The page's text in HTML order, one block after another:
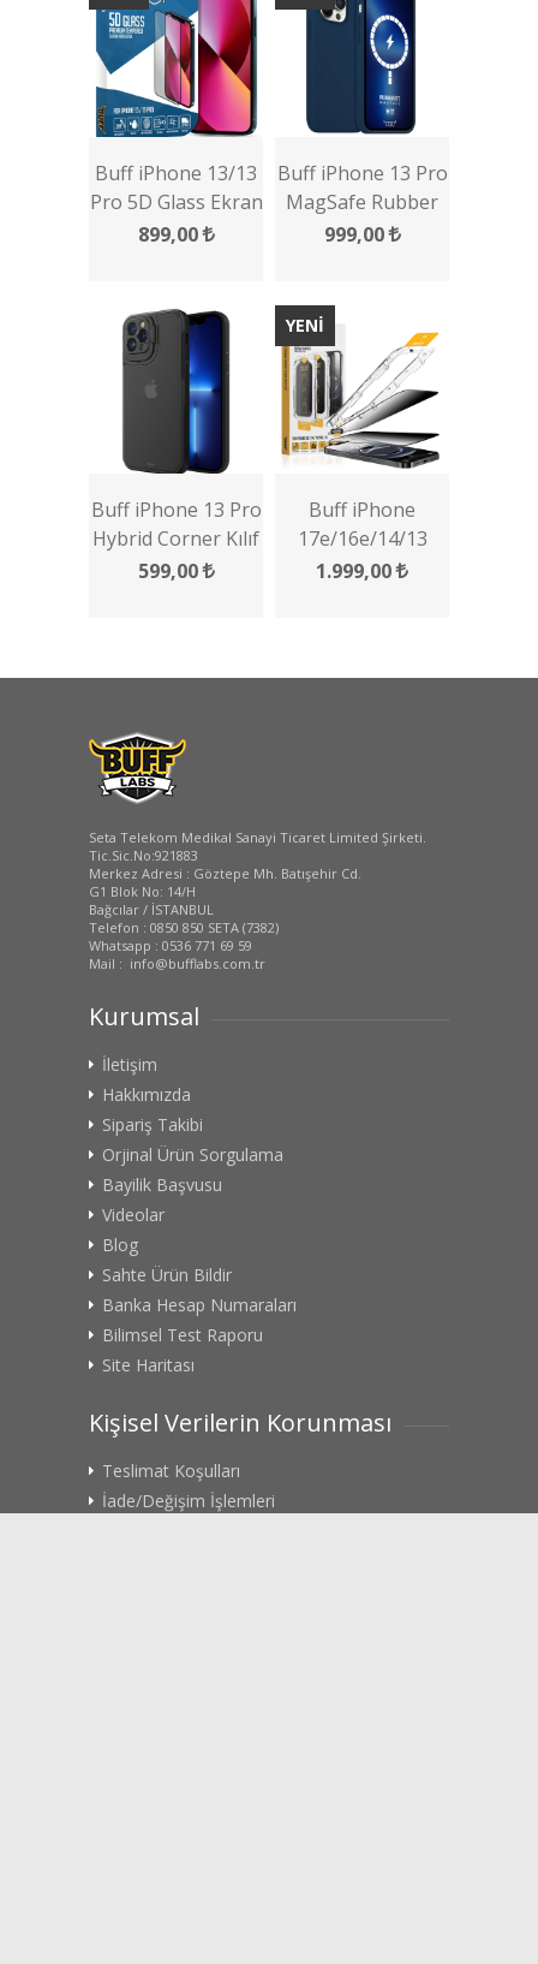
Buff iPhone 13/13
Pro 5D Glass Ekran
Koruyucu
899,00
Buff iPhone 13 Pro
MagSafe Rubber
Fit Kılıf
999,00
Buff iPhone 13 Pro
Hybrid Corner Kılıf
599,00
YENİ
Buff iPhone
17e/16e/14/13
Pro/13 5D Privacy
1.999,00
Seta Telekom Medikal Sanayi Ticaret Limited Şirketi.
Tic.Sic.No:921883
Merkez Adresi : Göztepe Mh. Batışehir Cd.
G1 Blok No: 14/H
Bağcılar / İSTANBUL
Telefon : 0850 850 SETA (7382)
Whatsapp : 0536 771 69 59
Mail : info@bufflabs.com.tr
Kurumsal
İletişim
Hakkımızda
Sipariş Takibi
Orjinal Ürün Sorgulama
Bayilik Başvusu
Videolar
Blog
Sahte Ürün Bildir
Banka Hesap Numaraları
Bilimsel Test Raporu
Site Haritası
Kişisel Verilerin Korunması
Teslimat Koşulları
İade/Değişim İşlemleri